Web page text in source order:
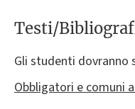
Testi/
Gli studenti
Obbligatori e comuni